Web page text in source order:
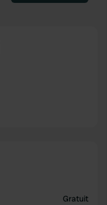
Gratuit